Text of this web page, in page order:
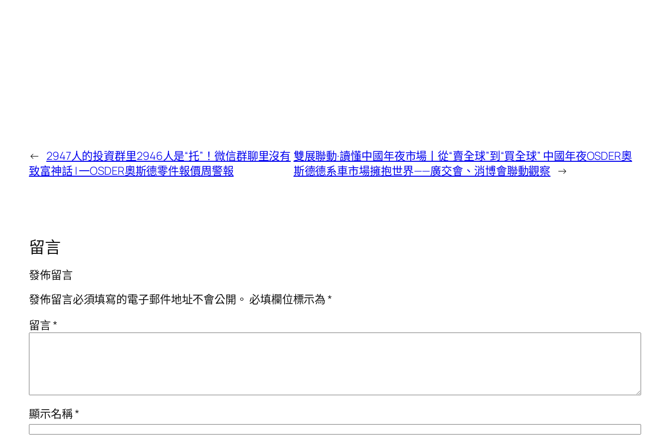
← 2947人的投資群里2946人是“托”！微信群聊里沒有
致富神話 | 一OSDER奧斯德零件報價周警報
雙展聯動·讀懂中國年夜市場丨從“賣全球”到“買全球” 中國年夜OSDER奧
斯德德系車市場擁抱世界——廣交會、消博會聯動觀察 →
留言
發佈留言
發佈留言必須填寫的電子郵件地址不會公開。 必填欄位標示為*
留言*
顯示名稱*